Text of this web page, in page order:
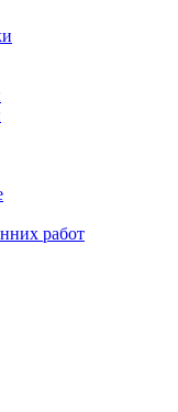
работ